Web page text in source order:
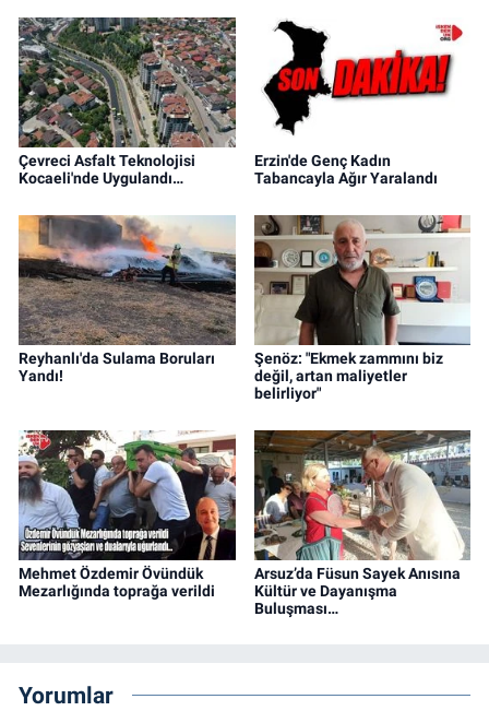
Çevreci Asfalt Teknolojisi
Kocaeli'nde Uygulandı…
Erzin'de Genç Kadın
Tabancayla Ağır Yaralandı
Reyhanlı'da Sulama Boruları
Yandı!
Şenöz: "Ekmek zammını biz
değil, artan maliyetler
belirliyor"
Mehmet Özdemir Övündük
Mezarlığında toprağa verildi
Arsuz’da Füsun Sayek Anısına
Kültür ve Dayanışma
Buluşması…
Yorumlar